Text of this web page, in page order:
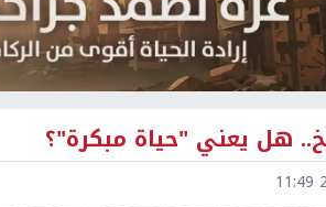
هل يعني "حياة مبكرة"؟